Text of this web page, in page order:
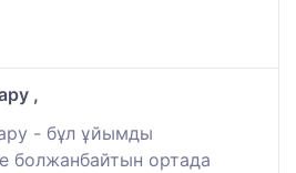
,
- бұл ұйымды
болжанбайтын ортада